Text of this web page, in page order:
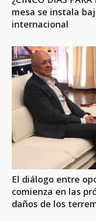
mesa se instala
internacional
El diálogo entre
comienza en las
daños de los